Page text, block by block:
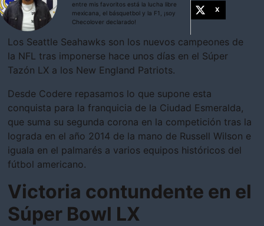
entre mis favoritos está la lucha libre
mexicana, el básquetbol y la F1, ¡soy
Checolover declarado!
X
Los Seattle Seahawks son los nuevos campeones de
la NFL tras imponerse hace unos días en el Súper
Tazón LX a los New England Patriots.
Desde Codere repasamos lo que supone esta
conquista para la franquicia de la Ciudad Esmeralda,
que suma su segunda corona en la competición tras la
lograda en el año 2014 de la mano de Russell Wilson e
iguala en el palmarés a varios equipos históricos del
fútbol americano.
Victoria contundente en el
Súper Bowl LX